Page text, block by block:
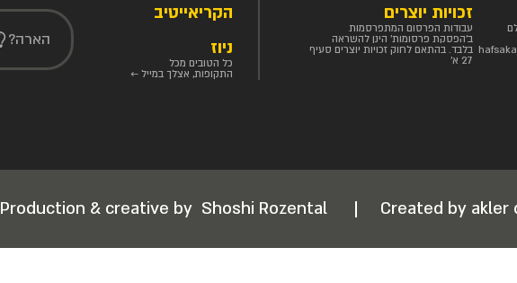
זכויות יוצרים
עבודות הפרסום המתפרסמות
ב'הפסקת פרסומות' הינן להשראה
בלבד. בהתאם לחוק זכויות יוצרים סעיף
27 א'
הקריאייטיב
ניוז
כל הטובים מכל
התקופות, אצלך במייל ←
הארה?
Production & creative by Shoshi Rozental | Created by akler